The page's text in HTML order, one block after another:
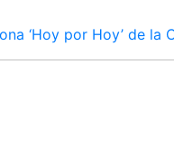
‘Hoy por Hoy’ de